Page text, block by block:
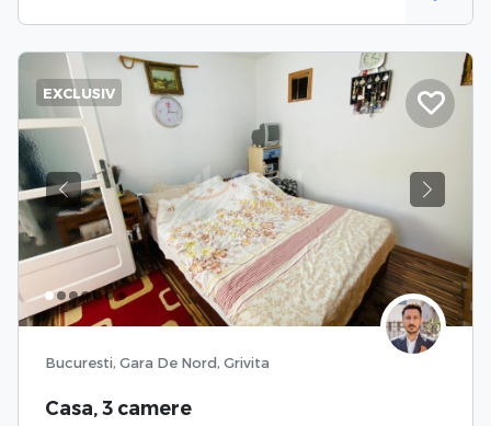
Previous Next
EXCLUSIV
Bucuresti, Gara De Nord, Grivita
Casa, 3 camere